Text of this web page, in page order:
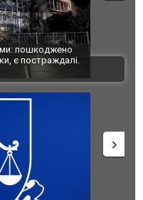
Українські надзвичайники
під час ліквідації масштабної
Франції